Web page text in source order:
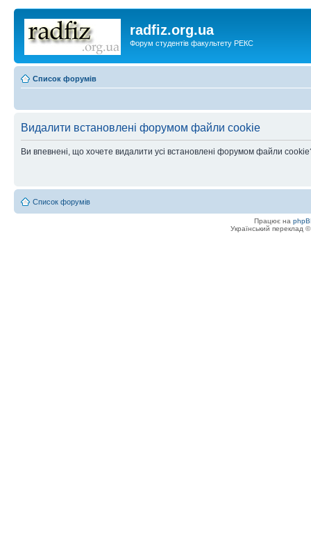
radfiz.org.ua
Форум студентів факультету РЕКС
Список форумів
Видалити встановлені форумом файли cookie
Ви впевнені, що хочете видалити усі встановлені форумом файли
Список форумів
Працює на
Український переклад